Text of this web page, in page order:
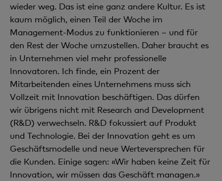
wieder weg. Das ist eine ganz andere Kultur. Es ist
kaum möglich, einen Teil der Woche im
Management-Modus zu funktionieren – und für
den Rest der Woche umzustellen. Daher braucht es
in Unternehmen viel mehr professionelle
Innovatoren. Ich finde, ein Prozent der
Mitarbeitenden eines Unternehmens muss sich
Vollzeit mit Innovation beschäftigen. Das dürfen
wir übrigens nicht mit Research and Development
(R&D) verwechseln. R&D fokussiert auf Produkt
und Technologie. Bei der Innovation geht es um
Geschäftsmodelle und neue Werteversprechen für
die Kunden. Einige sagen: «Wir haben keine Zeit für
Innovation, wir müssen das Geschäft managen.»